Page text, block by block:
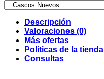
Descripción
Valoraciones (0)
Más ofertas
Políticas de la tienda
Consultas